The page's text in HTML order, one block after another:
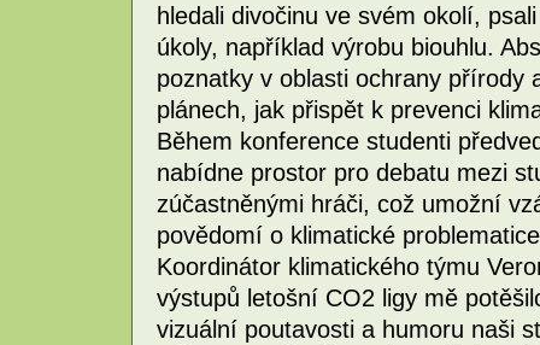
hledali divočinu ve svém okolí,
úkoly, například výrobu biouhlu.
poznatky v oblasti ochrany přírody
plánech, jak přispět k prevenci
Během konference studenti
nabídne prostor pro debatu mezi
zúčastněnými hráči, což umožní
povědomí o klimatické
Koordinátor klimatického týmu
výstupů letošní CO2 ligy mě
vizuální poutavosti a humoru naši